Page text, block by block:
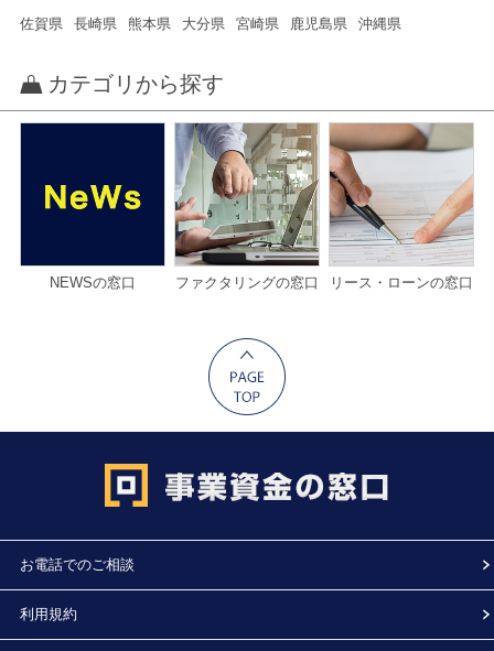
佐賀県
長崎県 熊本県 大分県 宮崎県 鹿児島県 沖縄県
カテゴリから探す
NEWSの窓口 ファクタリングの窓口 リース・ローンの窓口
お電話でのご相談
利用規約